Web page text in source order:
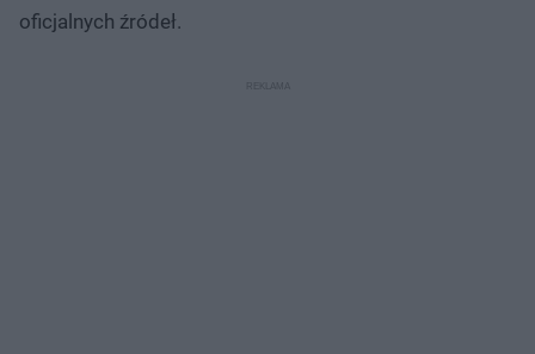
oficjalnych źródeł.